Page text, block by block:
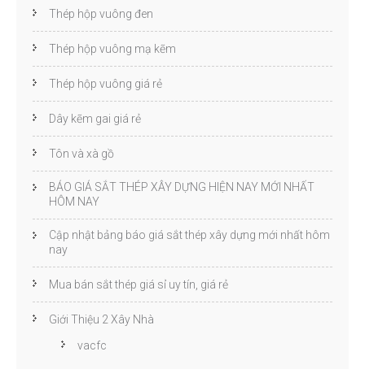
Thép hộp vuông đen
Thép hộp vuông mạ kẽm
Thép hộp vuông giá rẻ
Dây kẽm gai giá rẻ
Tôn và xà gồ
BÁO GIÁ SẮT THÉP XÂY DỰNG HIỆN NAY MỚI NHẤT
HÔM NAY
Cập nhật bảng báo giá sắt thép xây dựng mới nhất hôm
nay
Mua bán sắt thép giá sỉ uy tín, giá rẻ
Giới Thiệu 2 Xây Nhà
vacfc